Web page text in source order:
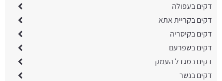
דקים בעפולה
דקים בקריית אתא
דקים בקיסריה
דקים בשפרעם
דקים במגדל העמק
דקים בנשר